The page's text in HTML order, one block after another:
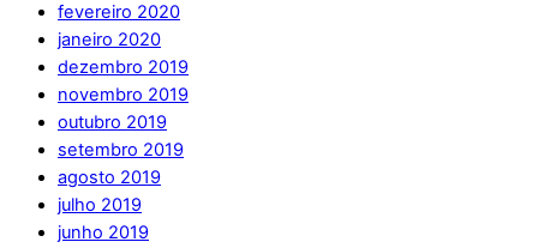
fevereiro 2020
janeiro 2020
dezembro 2019
novembro 2019
outubro 2019
setembro 2019
agosto 2019
julho 2019
junho 2019